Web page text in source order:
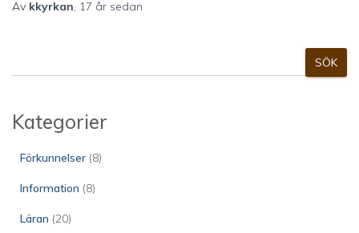
Av kkyrkan, 17 år sedan
ö
SÖK
Kategorier
Förkunnelser (8)
Information (8)
Läran (20)